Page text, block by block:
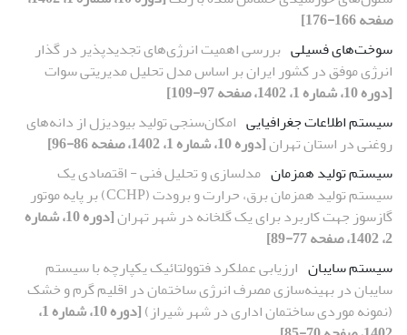
صفحه 166-176]
سوخت‌های فسیلی بررسی اهمیت انرژی‌های تجدیدپذیر در گذار
انرژی موفق در کشور ایران بر اساس مدل تحلیل مدیریتی سوات
[دوره 10، شماره 1، 1402، صفحه 97-109]
سیستم اطلاعات جغرافیایی امکان‌‌سنجی تولید بیودیزل از دانه‌‌های
روغنی در استان تهران[دوره 10، شماره 1، 1402، صفحه 86-96]
سیستم تولید همزمان مدلسازی و تحلیل فنی - اقتصادی یک
سیستم تولید همزمان برق، حرارت و برودت (CCHP) بر پایه موتور
گازسوز جهت کاربرد برای یک گلخانه در شهر تهران
[دوره 10، شماره
2، 1402، صفحه 77-89]
سیستم سایبان ارزیابی عملکرد فتوولتائیک یکپارچه با سیستم
سایبان در بهینه‌سازی مصرف انرژی ساختمان در اقلیم گرم و خشک
(نمونه موردی ساختمان اداری در شهر شیراز)
[دوره 10، شماره 1،